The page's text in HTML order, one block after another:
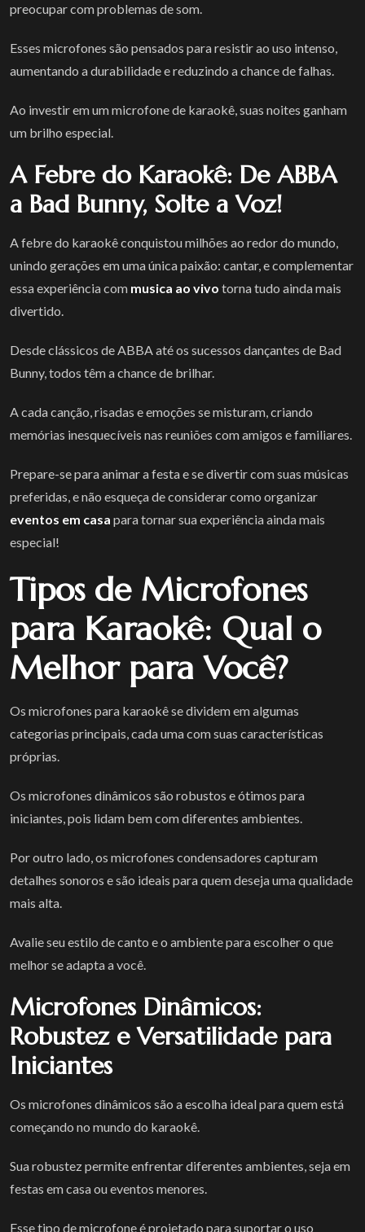
preocupar com problemas de som.
Esses microfones são pensados para resistir ao uso intenso,
aumentando a durabilidade e reduzindo a chance de falhas.
Ao investir em um microfone de karaokê, suas noites ganham
um brilho especial.
A Febre do Karaokê: De ABBA
a Bad Bunny, Solte a Voz!
A febre do karaokê conquistou milhões ao redor do mundo,
unindo gerações em uma única paixão: cantar, e complementar
essa experiência com musica ao vivo torna tudo ainda mais
divertido.
Desde clássicos de ABBA até os sucessos dançantes de Bad
Bunny, todos têm a chance de brilhar.
A cada canção, risadas e emoções se misturam, criando
memórias inesquecíveis nas reuniões com amigos e familiares.
Prepare-se para animar a festa e se divertir com suas músicas
preferidas, e não esqueça de considerar como organizar
eventos em casa para tornar sua experiência ainda mais
especial!
Tipos de Microfones
para Karaokê: Qual o
Melhor para Você?
Os microfones para karaokê se dividem em algumas
categorias principais, cada uma com suas características
próprias.
Os microfones dinâmicos são robustos e ótimos para
iniciantes, pois lidam bem com diferentes ambientes.
Por outro lado, os microfones condensadores capturam
detalhes sonoros e são ideais para quem deseja uma qualidade
mais alta.
Avalie seu estilo de canto e o ambiente para escolher o que
melhor se adapta a você.
Microfones Dinâmicos:
Robustez e Versatilidade para
Iniciantes
Os microfones dinâmicos são a escolha ideal para quem está
começando no mundo do karaokê.
Sua robustez permite enfrentar diferentes ambientes, seja em
festas em casa ou eventos menores.
Esse tipo de microfone é projetado para suportar o uso